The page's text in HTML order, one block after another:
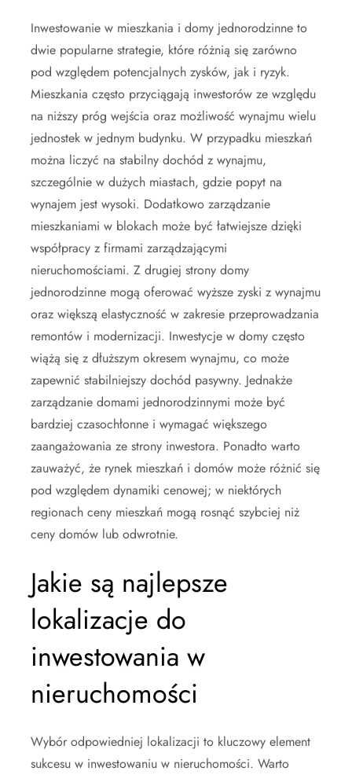
Inwestowanie w mieszkania i domy jednorodzinne to
dwie popularne strategie, które różnią się zarówno
pod względem potencjalnych zysków, jak i ryzyk.
Mieszkania często przyciągają inwestorów ze względu
na niższy próg wejścia oraz możliwość wynajmu wielu
jednostek w jednym budynku. W przypadku mieszkań
można liczyć na stabilny dochód z wynajmu,
szczególnie w dużych miastach, gdzie popyt na
wynajem jest wysoki. Dodatkowo zarządzanie
mieszkaniami w blokach może być łatwiejsze dzięki
współpracy z firmami zarządzającymi
nieruchomościami. Z drugiej strony domy
jednorodzinne mogą oferować wyższe zyski z wynajmu
oraz większą elastyczność w zakresie przeprowadzania
remontów i modernizacji. Inwestycje w domy często
wiążą się z dłuższym okresem wynajmu, co może
zapewnić stabilniejszy dochód pasywny. Jednakże
zarządzanie domami jednorodzinnymi może być
bardziej czasochłonne i wymagać większego
zaangażowania ze strony inwestora. Ponadto warto
zauważyć, że rynek mieszkań i domów może różnić się
pod względem dynamiki cenowej; w niektórych
regionach ceny mieszkań mogą rosnąć szybciej niż
ceny domów lub odwrotnie.
Jakie są najlepsze
lokalizacje do
inwestowania w
nieruchomości
Wybór odpowiedniej lokalizacji to kluczowy element
sukcesu w inwestowaniu w nieruchomości. Warto